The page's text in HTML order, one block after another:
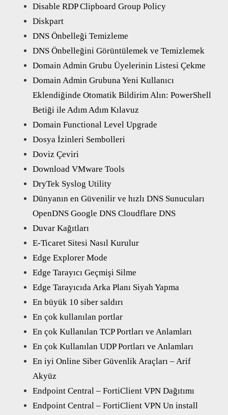
Disable RDP Clipboard Group Policy
Diskpart
DNS Önbelleği Temizleme
DNS Önbelleğini Görüntülemek ve Temizlemek
Domain Admin Grubu Üyelerinin Listesi Çekme
Domain Admin Grubuna Yeni Kullanıcı
Eklendiğinde Otomatik Bildirim Alın: PowerShell
Betiği ile Adım Adım Kılavuz
Domain Functional Level Upgrade
Dosya İzinleri Sembolleri
Doviz Çeviri
Download VMware Tools
DryTek Syslog Utility
Dünyanın en Güvenilir ve hızlı DNS Sunucuları
OpenDNS Google DNS Cloudflare DNS
Duvar Kağıtları
E-Ticaret Sitesi Nasıl Kurulur
Edge Explorer Mode
Edge Tarayıcı Geçmişi Silme
Edge Tarayıcıda Arka Planı Siyah Yapma
En büyük 10 siber saldırı
En çok kullanılan portlar
En çok Kullanılan TCP Portları ve Anlamları
En çok Kullanılan UDP Portları ve Anlamları
En iyi Online Siber Güvenlik Araçları – Arif
Akyüz
Endpoint Central – FortiClient VPN Dağıtımı
Endpoint Central – FortiClient VPN Un install